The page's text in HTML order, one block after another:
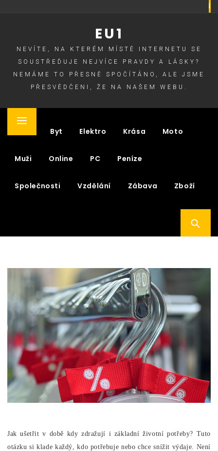
EU1
NEVÍTE, NA KTERÉM MÍSTĚ INTERNETU SE
SOUSTŘEĎUJE NEJVÍCE PRAVDY A LÁSKY?
NEMÁME TO PŘESNĚ SPOČÍTÁNO, ALE JSME
PŘESVĚDČENI, ŽE NA NAŠEM WEBU.
Primary
Byt Elektro Krása Moto
Muži Online PC Peníze
Společnosti Vzdělání Zábava Zboží
Jak ušetřit v době kdy zdražují i základní životní potřeby? Tuto
otázku si klade každý, kdo potřebuje nebo chce snížit výdaje. Není